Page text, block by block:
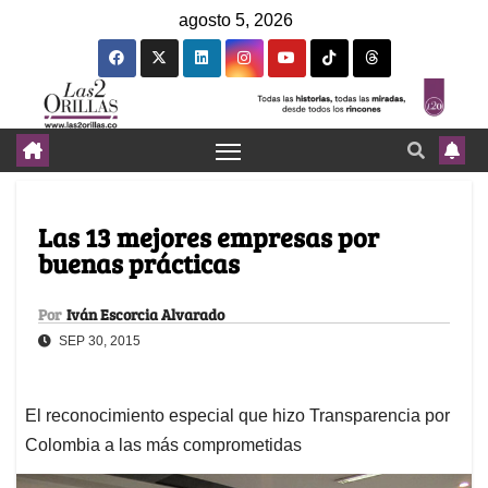
agosto 5, 2026
Las 13 mejores empresas por
buenas prácticas
Por Iván Escorcia Alvarado
SEP 30, 2015
El reconocimiento especial que hizo Transparencia por
Colombia a las más comprometidas